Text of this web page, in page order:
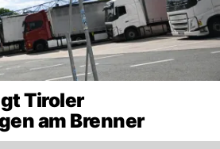
Tiroler
am Brenner